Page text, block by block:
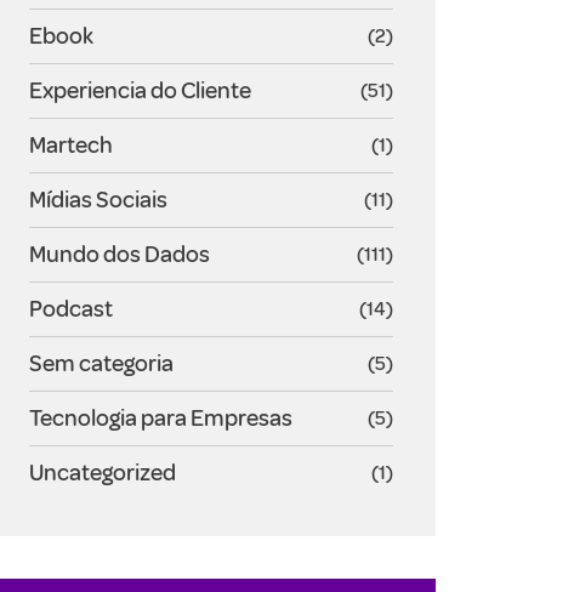
Ebook (2)
Experiencia do Cliente (51)
Martech (1)
Mídias Sociais (11)
Mundo dos Dados (111)
Podcast (14)
Sem categoria (5)
Tecnologia para Empresas (5)
Uncategorized (1)